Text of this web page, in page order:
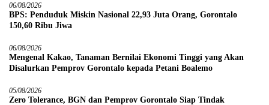
06/08/2026
BPS: Penduduk Miskin Nasional 22,93 Juta Orang, Gorontalo
150,60 Ribu Jiwa
06/08/2026
Mengenal Kakao, Tanaman Bernilai Ekonomi Tinggi yang Akan
Disalurkan Pemprov Gorontalo kepada Petani Boalemo
05/08/2026
Zero Tolerance, BGN dan Pemprov Gorontalo Siap Tindak